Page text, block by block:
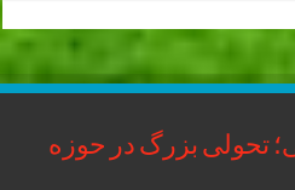
تحولی بزرگ در حوزه